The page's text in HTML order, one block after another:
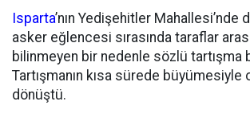
Isparta’nın Yedişehitler Mahallesi’nde
asker eğlencesi sırasında taraflar
bilinmeyen bir nedenle sözlü tartışma
Tartışmanın kısa sürede büyümesiyle
dönüştü.